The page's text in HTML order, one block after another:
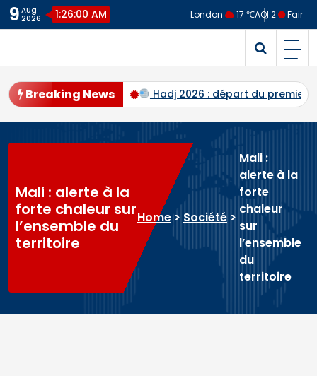
Skip
to9 Aug
2026
1:26:00 AM London 17 ℃AQI:2 Fair
Breaking News
Bath programmés Hadj 2026 : départ du premier
Mali : alerte à la
forte chaleur sur
l’ensemble du
territoire
Home> Société >
Mali :
alerte à la
forte
chaleur
sur
l’ensemble
du
territoire